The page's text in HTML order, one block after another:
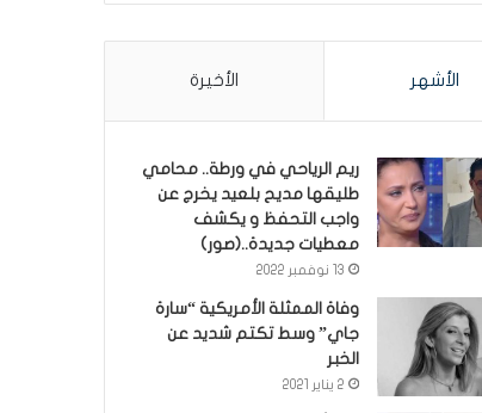
الأشهر الأخيرة
ريم الرياحي في ورطة.. محامي
طليقها مديح بلعيد يخرج عن
واجب التحفظ و يكشف
معطيات جديدة..(صور)
13 نوفمبر 2022
وفاة الممثلة الأمريكية “سارة
جاي” وسط تكتم شديد عن
الخبر
2 يناير 2021